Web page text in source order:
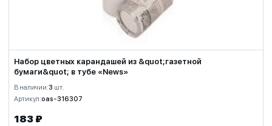
Набор цветных карандашей из &quot;газетной
бумаги&quot; в тубе «News»
В наличии:3 шт.
Артикул:oas-316307
183 ₽